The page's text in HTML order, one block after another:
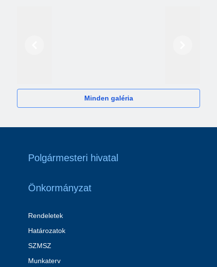
Minden galéria
Polgármesteri hivatal
Önkormányzat
Rendeletek
Határozatok
SZMSZ
Munkaterv